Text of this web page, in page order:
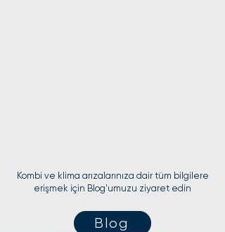
Kombi ve klima arızalarınıza dair tüm bilgilere
erişmek için Blog'umuzu ziyaret edin
Blog